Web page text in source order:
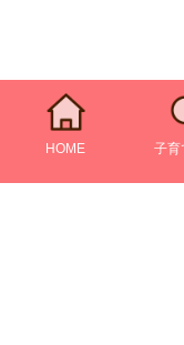
HOME 子育